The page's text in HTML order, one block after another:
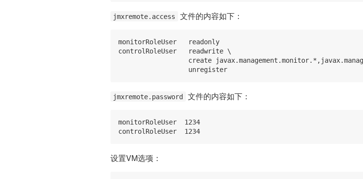
jmxremote.access 文件的内容如下：
monitorRoleUser   readonly
controlRoleUser   readwrite \
create
jmxremote.password 文件的内容如下：
monitorRoleUser  1234
设置VM选项：